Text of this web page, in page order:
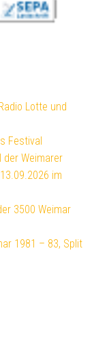
Lotte und
Festival
der Weimarer
im
3500 Weimar
1981 – 83, Split